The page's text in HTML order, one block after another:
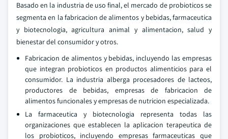
Basado en la industria de uso final, el mercado de probioticos se
segmenta en la fabricacion de alimentos y bebidas, farmaceutica
y biotecnologia, agricultura animal y alimentacion, salud y
bienestar del consumidor y otros.
Fabricacion de alimentos y bebidas, incluyendo las empresas
que integran probioticos en productos alimenticios para el
consumidor. La industria alberga procesadores de lacteos,
productores de bebidas, empresas de fabricacion de
alimentos funcionales y empresas de nutricion especializada.
La farmaceutica y biotecnologia representa todas las
organizaciones que establecen la aplicacion terapeutica de
los probioticos, incluyendo empresas farmaceuticas que